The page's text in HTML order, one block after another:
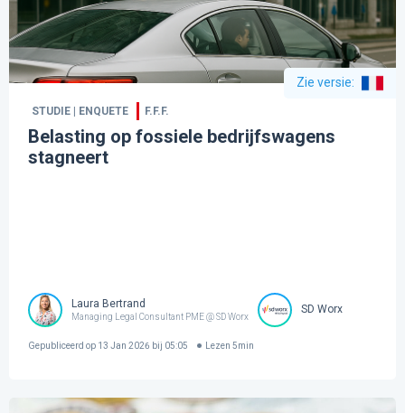
Zie versie:
STUDIE | ENQUETE F.F.F.
Belasting op fossiele bedrijfswagens
stagneert
Laura Bertrand
Managing Legal Consultant PME @ SD Worx
SD Worx
Gepubliceerd op 13 Jan 2026 bij 05:05 Lezen 5min